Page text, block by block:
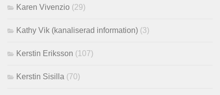
Karen Vivenzio (29)
Kathy Vik (kanaliserad information) (3)
Kerstin Eriksson (107)
Kerstin Sisilla (70)